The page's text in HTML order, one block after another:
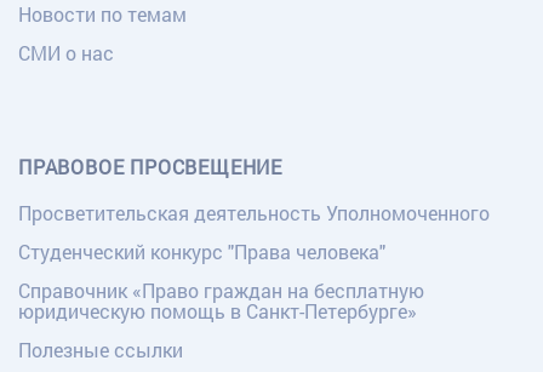
Новости по темам
СМИ о нас
ПРАВОВОЕ ПРОСВЕЩЕНИЕ
Просветительская деятельность Уполномоченного
Студенческий конкурс "Права человека"
Справочник «Право граждан на бесплатную
юридическую помощь в Санкт-Петербурге»
Полезные ссылки